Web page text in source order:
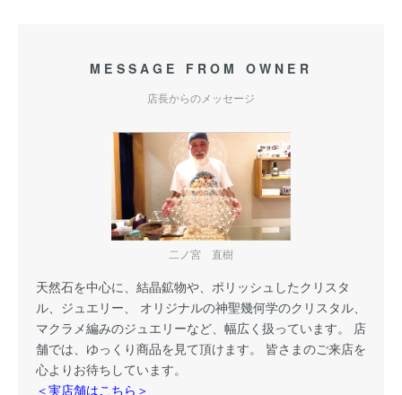
MESSAGE FROM OWNER
店長からのメッセージ
二ノ宮 直樹
天然石を中心に、結晶鉱物や、ポリッシュしたクリスタ
ル、ジュエリー、 オリジナルの神聖幾何学のクリスタル、
マクラメ編みのジュエリーなど、幅広く扱っています。 店
舗では、ゆっくり商品を見て頂けます。 皆さまのご来店を
心よりお待ちしています。
＜実店舗はこちら＞